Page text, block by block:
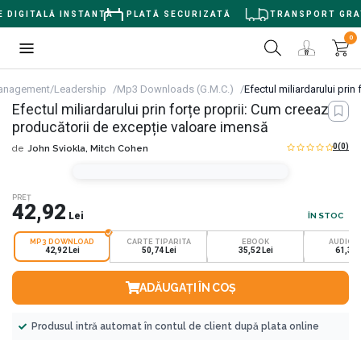
INSTANTĂ PLATĂ SECURIZATĂ TRANSPORT
0
Leadership Mp3 Downloads (G.M.C.) Efectul miliardarului prin
Efectul miliardarului prin forțe proprii: Cum creează
producătorii de excepție valoare imensă
de John Sviokla, Mitch Cohen 0(0)
PREȚ
42,92 Lei ÎN STOC
MP3 DOWNLOAD
42,92 Lei
CARTE TIPARITA
50,74 Lei
EBOOK
35,52 Lei 61,31
ADĂUGAȚI ÎN COȘ
Produsul intră automat în contul de client după plata online